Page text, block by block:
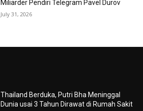
Miliarder Pendiri Telegram Pavel Durov
July 31, 2026
Thailand Berduka, Putri Bha Meninggal
Dunia usai 3 Tahun Dirawat di Rumah Sakit